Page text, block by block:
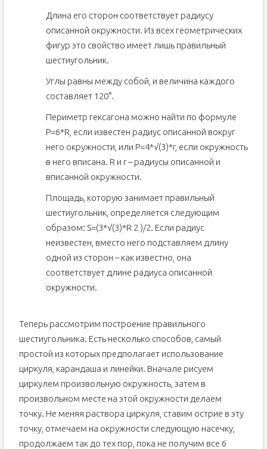
Длина его сторон соответствует радиусу
описанной окружности. Из всех геометрических
фигур это свойство имеет лишь правильный
шестиугольник.
Углы равны между собой, и величина каждого
составляет 120°.
Периметр гексагона можно найти по формуле
Р=6*R, если известен радиус описанной вокруг
него окружности, или Р=4*√(3)*r, если окружность
в него вписана. R и r – радиусы описанной и
вписанной окружности.
Площадь, которую занимает правильный
шестиугольник, определяется следующим
образом: S=(3*√(3)*R 2 )/2. Если радиус
неизвестен, вместо него подставляем длину
одной из сторон – как известно, она
соответствует длине радиуса описанной
окружности.
Теперь рассмотрим построение правильного
шестиугольника. Есть несколько способов, самый
простой из которых предполагает использование
циркуля, карандаша и линейки. Вначале рисуем
циркулем произвольную окружность, затем в
произвольном месте на этой окружности делаем
точку. Не меняя раствора циркуля, ставим острие в эту
точку, отмечаем на окружности следующую насечку,
продолжаем так до тех пор, пока не получим все 6